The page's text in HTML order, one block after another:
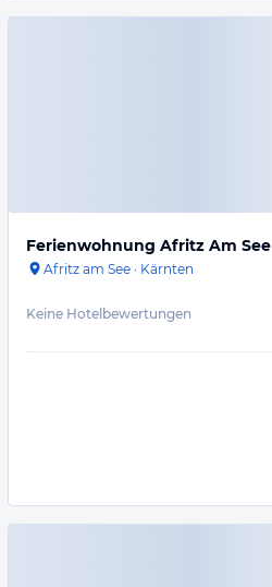
Ferienwohnung Afritz Am See
Afritz am See · Kärnten
Keine Hotelbewertungen